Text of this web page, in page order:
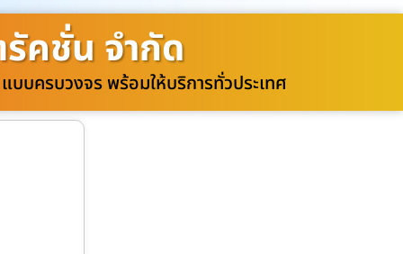
คชั่น จำกัด
บบครบวงจร พร้อมให้บริการทั่วประเทศ